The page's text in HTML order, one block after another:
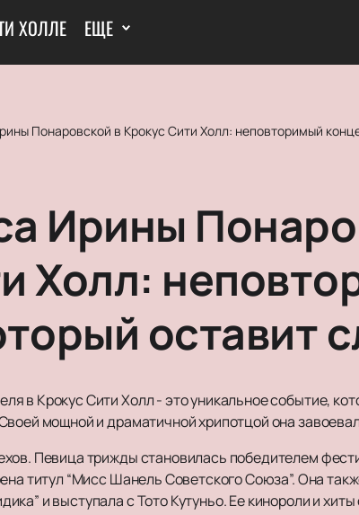
ХОЛЛЕ ЕЩЕ
Понаровской в Крокус Сити Холл: неповторимый
Ирины
Холл:
оставит
в Крокус Сити Холл - это уникальное событие,
мощной и драматичной хрипотцой она
Певица трижды становилась победителем
титул “Мисс Шанель Советского Союза”. Она
и выступала с Тото Кутуньо. Ее кинороли и